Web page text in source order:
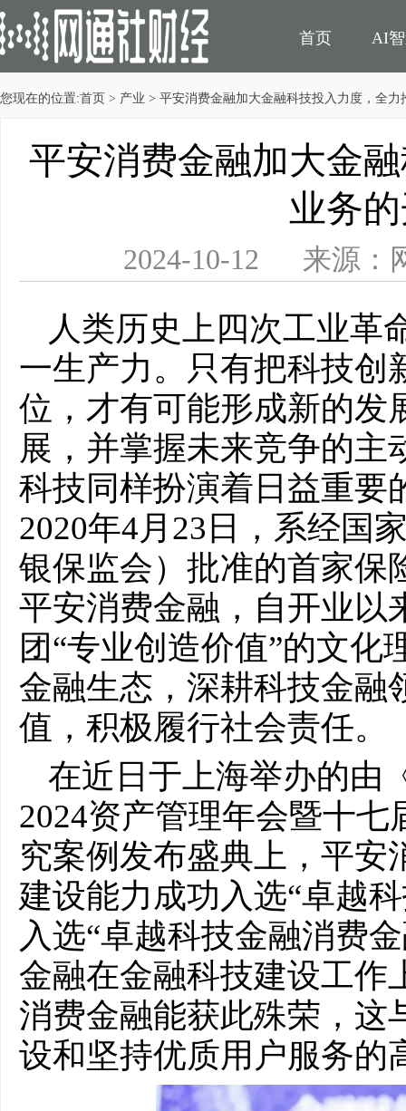
首页 AI
您现在的位置:首页 > 产业 > 平安消费金融加大金融科技投入力度，全力
平安消费金融加大金
业务
2024-10-12 来源：
人类历史上四次工业革
一生产力。只有把科技创
位，才有可能形成新的发
展，并掌握未来竞争的主
科技同样扮演着日益重要
2020年4月23日，系经国
银保监会）批准的首家
平安消费金融，自开业以
团“专业创造价值”的文
金融生态，深耕科技金融
值，积极履行社会责任。
在近日于上海举办的由
2024资产管理年会暨十七
究案例发布盛典上，平安
建设能力成功入选“卓越
入选“卓越科技金融消费
金融在金融科技建设工作
消费金融能获此殊荣，这
设和坚持优质用户服务的